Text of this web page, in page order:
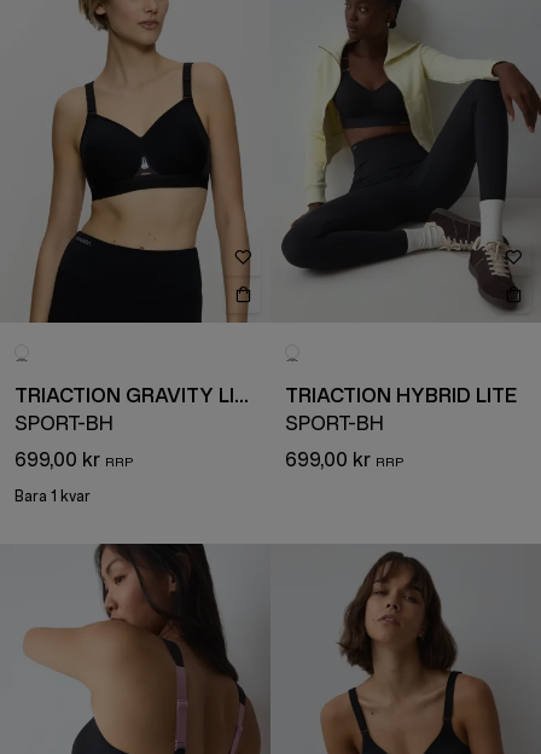
TRIACTION GRAVITY LITE
SPORT-BH
699,00 kr
Bara 1 kvar
TRIACTION HYBRID LITE
SPORT-BH
699,00 kr